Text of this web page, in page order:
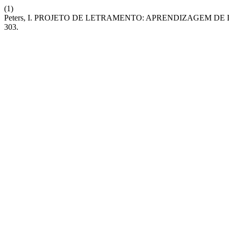
(1)
Peters, I. PROJETO DE LETRAMENTO: APRENDIZAGEM
303.